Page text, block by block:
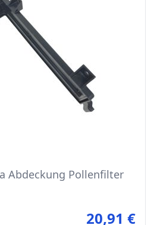
Abdeckung Pollenfilter
20,91 €